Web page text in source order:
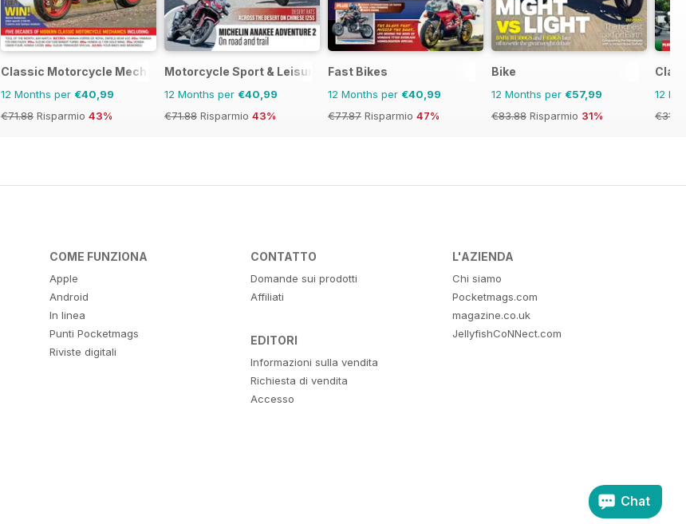
Classic Motorcycle Mechanics
12 Months per €40,99
€71.88 Risparmio 43%
Motorcycle Sport & Leisure
12 Months per €40,99
€71.88 Risparmio 43%
Fast Bikes
12 Months per €40,99
€77.87 Risparmio 47%
Bike
12 Months per €57,99
€83.88 Risparmio 31%
12
COME FUNZIONA
Apple
Android
In linea
Punti Pocketmags
Riviste digitali
CONTATTO
Domande sui prodotti
Affiliati
EDITORI
Informazioni sulla vendita
Richiesta di vendita
Accesso
L'AZIENDA
Chi siamo
Pocketmags.com
magazine.co.uk
JellyfishCoNNect.com
Chat